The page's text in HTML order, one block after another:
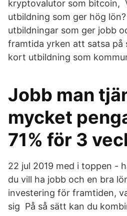
kryptovalutor som bitcoin,
utbildning som ger hög
utbildningar som ger jobb
framtida yrken att satsa på
kort utbildning som
Jobb man
mycket
71% för 3
22 jul 2019 med i toppen -
du vill ha jobb och en bra
investering för framtiden,
sig På så sätt kan du